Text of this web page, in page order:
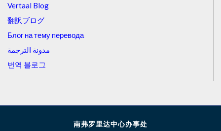
Vertaal Blog
翻訳ブログ
Блог на тему перевода
مدونة الترجمة
번역 블로그
南弗罗里达中心办事处